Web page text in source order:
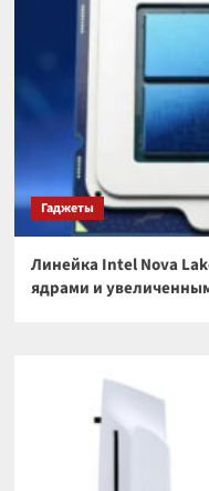
Гаджеты
Линейка Intel Nova
ядрами и